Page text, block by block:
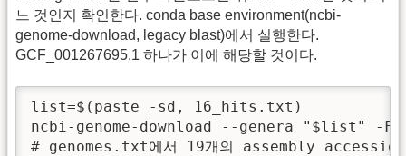
느 것인지 확인한다. conda base environment(ncbi-
genome-download, legacy blast)에서 실행한다.
GCF_001267695.1 하나가 이에 해당할 것이다.
list=$(paste -sd, 16_hits.txt)
ncbi-genome-download --genera "$list"
# genomes.txt에서 19개의 assembly accession